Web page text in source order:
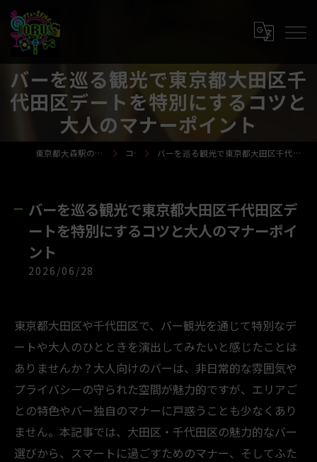
バーを巡る観光で東京都大田区千
代田区デートを特別にするコツと
大人のマナーポイント
東京都大森駅のバーならTORUS-トーラス- コラム バーを巡る観光で東京都大田区千代田区デートを特別にするコツと大人のマナーポイント
バーを巡る観光で東京都大田区千代田区デ
ートを特別にするコツと大人のマナーポイ
ント
2026/06/28
東京都大田区や千代田区で、バー観光を通じて特別なデ
ートや大人のひとときを演出してみたいと感じたことは
ありませんか？大人向けのバーは、非日常的な雰囲気や
プライバシーの守られた空間が魅力的ですが、エリアご
との特色やバー独自のマナーに戸惑うことも少なくあり
ません。本記事では、大田区・千代田区の魅力的なバー
選びから、スマートに過ごすためのマナー、そしてふた